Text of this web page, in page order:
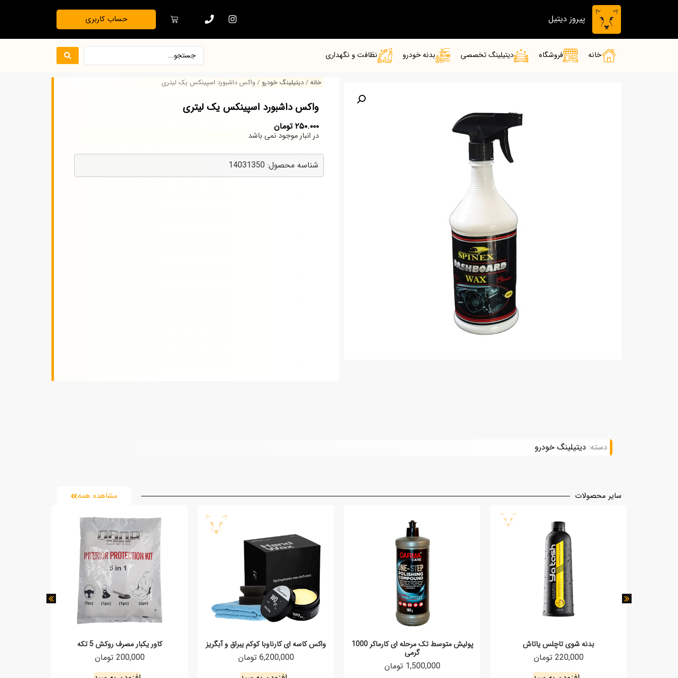
پیروز دیتیل حساب کاربری
خانه فروشگاه دیتیلینگ تخصصی بدنه خودرو نظافت و نگهداری
خانه / دیتیلینگ خودرو / واکس داشبورد اسپینکس یک لیتری
واکس داشبورد اسپینکس یک لیتری
۲۵۰.۰۰۰ تومان
در انبار موجود نمی باشد
شناسه محصول: 14031350
دسته: دیتیلینگ خودرو
سایر محصولات مشاهده همه
بدنه شوی تاچلس یاتاش
220,000 تومان
پولیش متوسط تک مرحله ای کارماکر 1000
گرمی
1,500,000 تومان
واکس کاسه ای کارناوبا کوکم یبراق و آبگریز
6,200,000 تومان
کاور یکبار مصرف روکش 5 تکه
200,000 تومان